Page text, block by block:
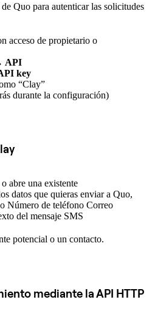
Quo para autenticar las solicitudes
acceso de propietario o
API
key
“Clay”
durante la configuración)
abre una existente
datos que quieras enviar a Quo,
Número de teléfono Correo
del mensaje SMS
potencial o un contacto.
mediante la API HTTP